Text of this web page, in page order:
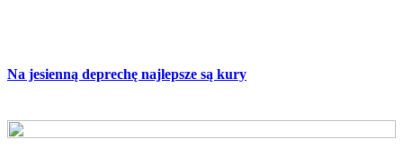
Na jesienną deprechę najlepsze są kury